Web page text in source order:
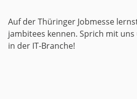
Auf der Thüringer Jobmesse
jambitees kennen. Sprich mit
in der IT-Branche!